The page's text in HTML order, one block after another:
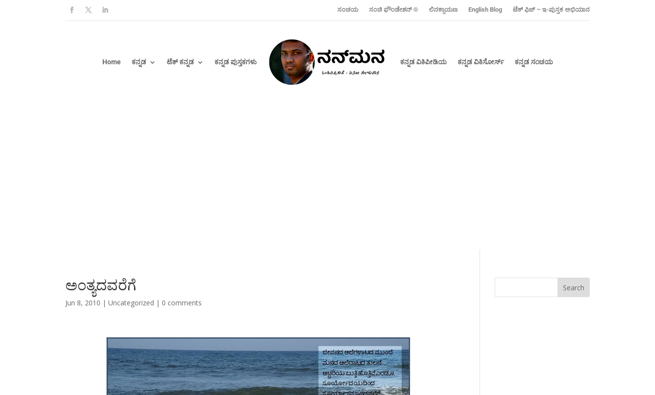
ಸಂಚಯ ಸಂಚಿ ಫೌಂಡೇಶನ್ ‍® ಲಿನಕ್ಸಾಯಣ ‍English Blog ಟೆಕ್ ಫಿಜ್ – ಇ-ಪುಸ್ತಕ ಅಭಿಯಾನ
Home ಕನ್ನಡ ಟೆಕ್ ಕನ್ನಡ ಕನ್ನಡ ಪುಸ್ತಕಗಳು ಕನ್ನಡ ವಿಕಿಪೀಡಿಯ ಕನ್ನಡ ವಿಕಿಸೋರ್ಸ್ ಕನ್ನಡ ಸಂಚಯ
ಅಂತ್ಯದವರೆಗೆ
Jun 8, 2010 |Uncategorized | 0 comments